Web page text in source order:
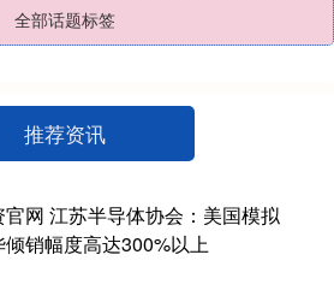
全部话题标签
推荐资讯
网 江苏半导体协会：美国模拟
销幅度高达300%以上